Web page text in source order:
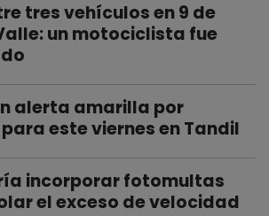
tres vehículos en 9 de
un motociclista fue
alerta amarilla por
este viernes en Tandil
incorporar fotomultas
el exceso de velocidad